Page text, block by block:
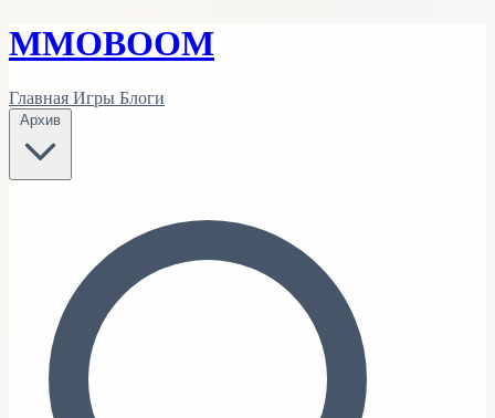
MMOBOOM
Главная Игры Блоги
Архив